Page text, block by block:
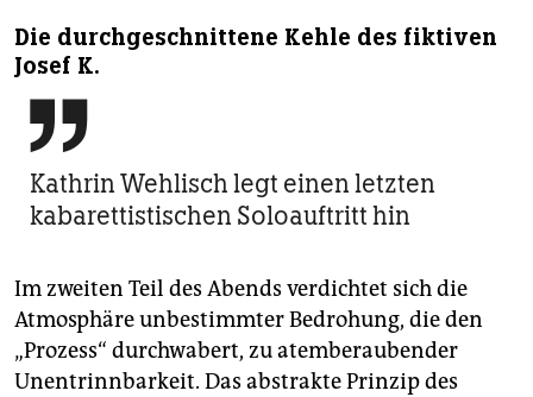
Die durchgeschnittene Kehle des fiktiven
Josef K.

Kathrin Wehlisch legt einen letzten
kabarettistischen Soloauftritt hin
Im zweiten Teil des Abends verdichtet sich die
Atmosphäre unbestimmter Bedrohung, die den
„Prozess“ durchwabert, zu atemberaubender
Unentrinnbarkeit. Das abstrakte Prinzip des